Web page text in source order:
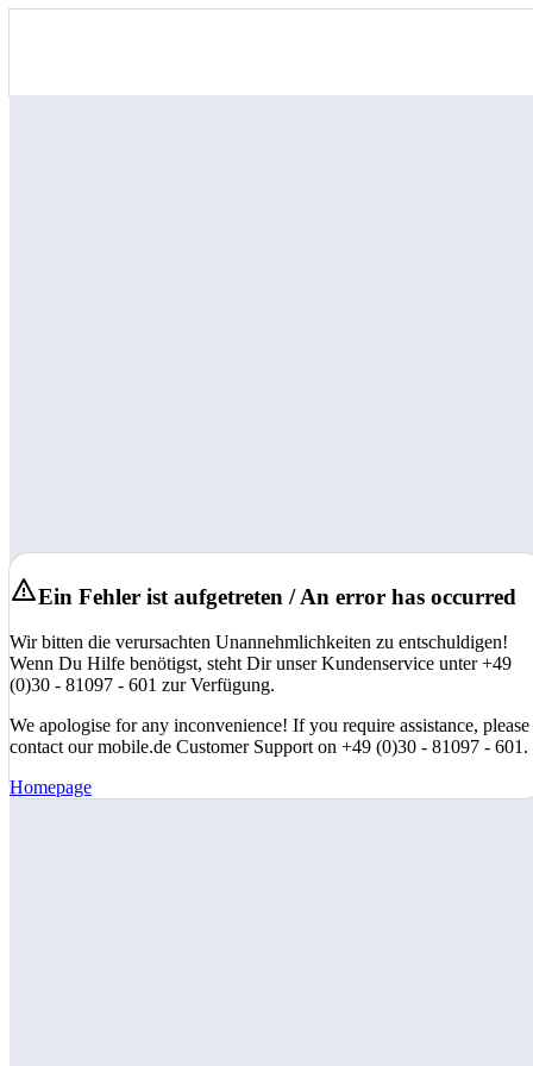
Ein Fehler ist aufgetreten / An error has occurred
Wir bitten die verursachten Unannehmlichkeiten zu entschuldigen!
Wenn Du Hilfe benötigst, steht Dir unser Kundenservice unter +49
(0)30 - 81097 - 601 zur Verfügung.
We apologise for any inconvenience! If you require assistance, please
contact our mobile.de Customer Support on +49 (0)30 - 81097 - 601.
Homepage